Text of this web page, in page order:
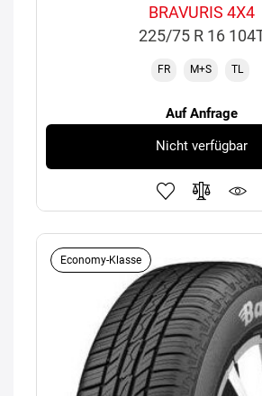
BRAVURIS 4X4
225/75 R 16
FR M+S TL
Auf Anfrage
Nicht verfügbar
Economy-Klasse